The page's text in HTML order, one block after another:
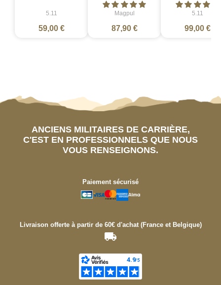
5.11
59,00 €
Magpul
87,90 €
5.11
99,00 €
ANCIENS MILITAIRES DE CARRIÈRE,
C'EST EN PROFESSIONNELS QUE NOUS
VOUS RENSEIGNONS.
Paiement sécurisé
Livraison offerte à partir de 60€ d'achat (France et Belgique)